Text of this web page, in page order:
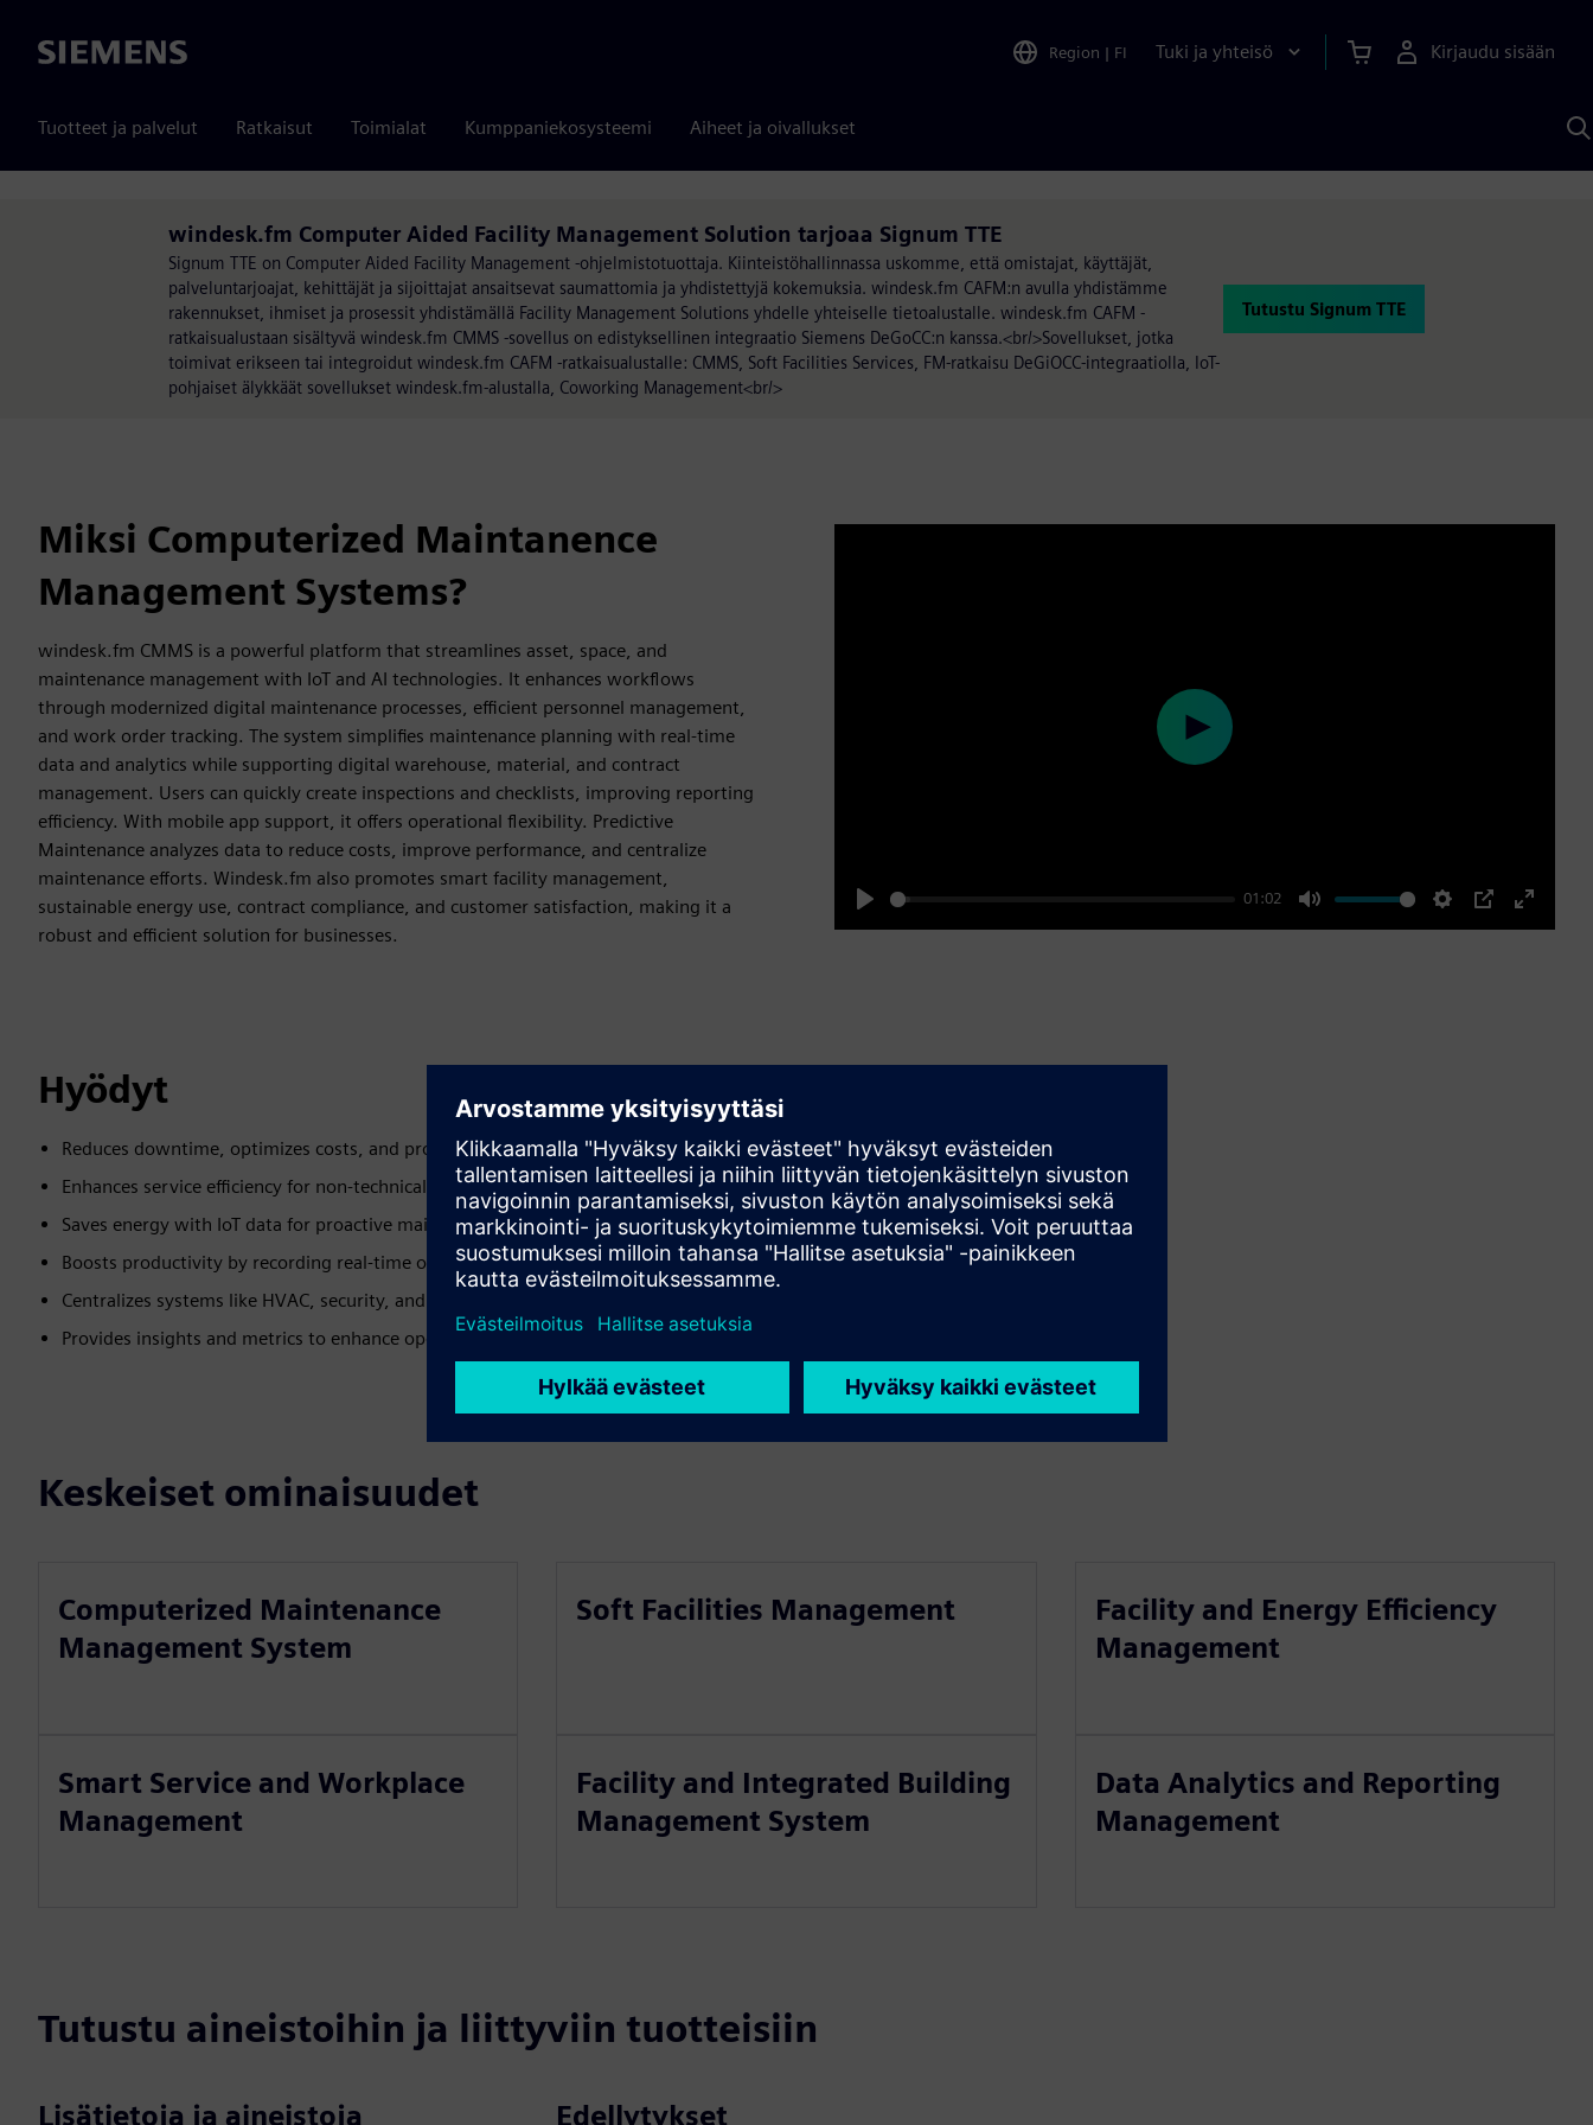
Siemens Region | FI Tuki ja yhteisö Kirjaudu sisään
Tuotteet ja palvelut Ratkaisut Toimialat Kumppaniekosysteemi Aiheet ja oivallukset
windesk.fm Computer Aided Facility Management Solution tarjoaa Signum TTE
Signum TTE on Computer Aided Facility Management -ohjelmistotuottaja. Kiinteistöhallinnassa uskomme, että omistajat, käyttäjät,
palveluntarjoajat, kehittäjät ja sijoittajat ansaitsevat saumattomia ja yhdistettyjä kokemuksia. windesk.fm CAFM:n avulla yhdistämme
rakennukset, ihmiset ja prosessit yhdistämällä Facility Management Solutions yhdelle yhteiselle tietoalustalle. windesk.fm CAFM -
ratkaisualustaan sisältyvä windesk.fm CMMS -sovellus on edistyksellinen integraatio Siemens DeGoCC:n kanssa.<br/>Sovellukset, jotka
toimivat erikseen tai integroidut windesk.fm CAFM -ratkaisualustalle: CMMS, Soft Facilities Services, FM-ratkaisu DeGiOCC-integraatiolla, IoT-
pohjaiset älykkäät sovellukset windesk.fm-alustalla, Coworking Management<br/>
Tutustu Signum TTE
Miksi Computerized Maintanence
Management Systems?
windesk.fm CMMS is a powerful platform that streamlines asset, space, and
maintenance management with IoT and AI technologies. It enhances workflows
through modernized digital maintenance processes, efficient personnel management,
and work order tracking. The system simplifies maintenance planning with real-time
data and analytics while supporting digital warehouse, material, and contract
management. Users can quickly create inspections and checklists, improving reporting
efficiency. With mobile app support, it offers operational flexibility. Predictive
Maintenance analyzes data to reduce costs, improve performance, and centralize
maintenance efforts. Windesk.fm also promotes smart facility management,
sustainable energy use, contract compliance, and customer satisfaction, making it a
robust and efficient solution for businesses.
Play
01:02
Mute Settings
PIP
Enter
Play
Hyödyt
Reduces downtime, optimizes costs, and prolongs asset life​
Enhances service efficiency for non-technical tasks, like cleaning
Saves energy with IoT data for proactive maintenance
Boosts productivity by recording real-time operational data
Centralizes systems like HVAC, security, and lighting control
Provides insights and metrics to enhance operational decisions
Keskeiset ominaisuudet
Computerized Maintenance
Management System
Soft Facilities Management
Facility and Energy Efficiency
Management
Smart Service and Workplace
Management
Facility and Integrated Building
Management System
Data Analytics and Reporting
Management
Tutustu aineistoihin ja liittyviin tuotteisiin
Lisätietoja ja aineistoja Edellytykset